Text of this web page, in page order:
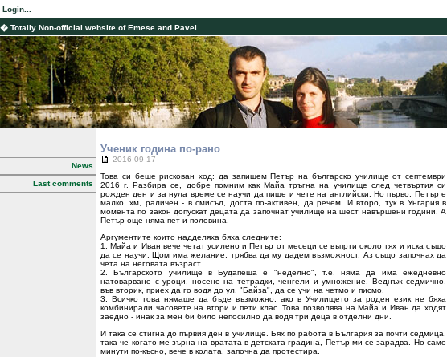
Login...
� Totally Non-official website of Emese and Pavel
News
Last comments
Ученик година по-рано
2016-09-17
Това си беше рискован ход: да запишем Петър на българско училище от септември
2016 г. Разбира се, добре помним как Майа тръгна на училище след четвъртия си
рожден ден и за нула време се научи да пише и чете на английски. Но първо, Петър е
малко, хм, раличен - в смисъл, доста по-активен, да речем. И второ, тук в Унгария в
момента по закон допускат децата да започнат училище на шест навършени години. А
Петър още няма пет и половина.
Аргументите които надделяха бяха следните:
1. Майа и Иван вече четат усилено и Петър от месеци се въпрти около тях и иска също
да се научи. Щом има желание, трябва да му дадем възможност. Аз също започнах да
чета на неговата възраст.
2. Българското училище в Будапеща е "неделно", т.е. няма да има ежедневно
натоварване с уроци, носене на тетрадки, ченгели и умножение. Веднъж седмично,
във вторик, приех да го водя до ул. "Байза", да се учи на четмо и писмо.
3. Всичко това нямаше да бъде възможно, ако в Училището за роден език не бяха
комбинирали часовете на втори и пети клас. Това позволява на Майа и Иван да ходят
заедно - инак за мен би било непосилно да водя три деца в отделни дни.
И така се стигна до първия ден в училище. Бях по работа в България за почти седмица,
така че когато ме зърна на вратата в детската градина, Петър ми се зарадва. Но само
минути по-късно, вече в колата, започна да протестира.